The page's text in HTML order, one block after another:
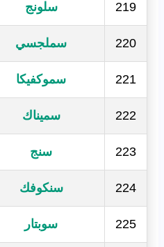
219 سلونج
220 سملجسي
221 سموكفيكا
222 سميناك
223 سنج
224 سنكوفك
225 سوبتار